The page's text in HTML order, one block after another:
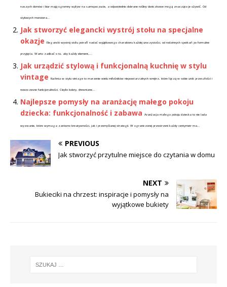
naszych domów i biur mają ogromny wpływ na samopoczucie, a odpowiednio dobrane rośliny doniczkowe mogą znacząco je ożywić. Od
stylowych monstera...
Jak stworzyć elegancki wystrój stołu na specjalne
okazje
Elegancki wystrój stołu potrafi nadać wyjątkowego charakteru każdej uroczystości, od rodzinnych spotkań po formalne
przyjęcia. Warto zadbać o to, aby każdy element,...
Jak urządzić stylową i funkcjonalną kuchnię w stylu
vintage
Kuchnia w stylu vintage to marzenie wielu miłośników niepowtarzalnych wnętrz, które łączą w sobie urok przeszłości i
nowoczesne funkcjonalności. Ciepłe kolory, drewniane...
Najlepsze pomysły na aranżację małego pokoju
dziecka: funkcjonalność i zabawa
Aranżacja małego pokoju dziecka to nie lada
wyzwanie, które wymaga zarówno kreatywności, jak i przemyślanej strategii. W ograniczonej przestrzeni każdy centymetr ma...
PREVIOUS
Jak stworzyć przytulne miejsce do czytania w domu
NEXT
Bukieciki na chrzest: inspiracje i pomysły na
wyjątkowe bukiety